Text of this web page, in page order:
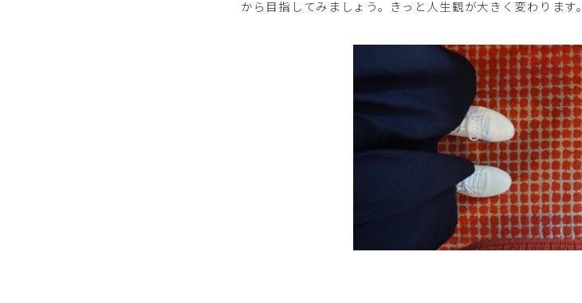
から目指してみましょう。きっと人生観が大きく変わります。